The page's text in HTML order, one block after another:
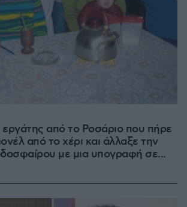
από το Ροσάριο που πήρε
από το χέρι και άλλαξε την
με μια υπογραφή σε...